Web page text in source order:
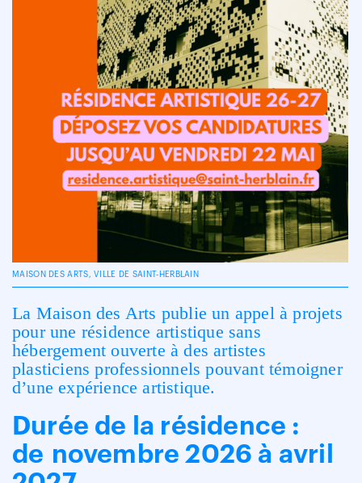
MAISON DES ARTS, VILLE DE SAINT-HERBLAIN
La Maison des Arts publie un appel à projets
pour une résidence artistique sans
hébergement ouverte à des artistes
plasticiens professionnels pouvant témoigner
d’une expérience artistique.
Durée de la résidence :
de novembre 2026 à avril